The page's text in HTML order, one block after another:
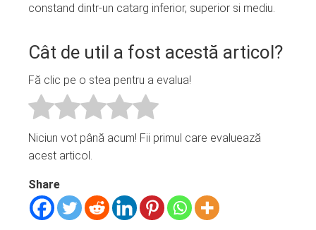
constand dintr-un catarg inferior, superior si mediu.
Cât de util a fost acestă articol?
Fă clic pe o stea pentru a evalua!
Niciun vot până acum! Fii primul care evaluează
acest articol.
Share